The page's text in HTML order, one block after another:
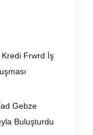
Kredi Frwrd İş
Gebze
Buluşturdu